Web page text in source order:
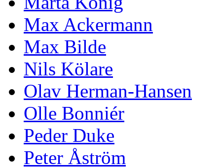
Max Ackermann
Max Bilde
Nils Kölare
Olav Herman-Hansen
Olle Bonniér
Peder Duke
Peter Åström